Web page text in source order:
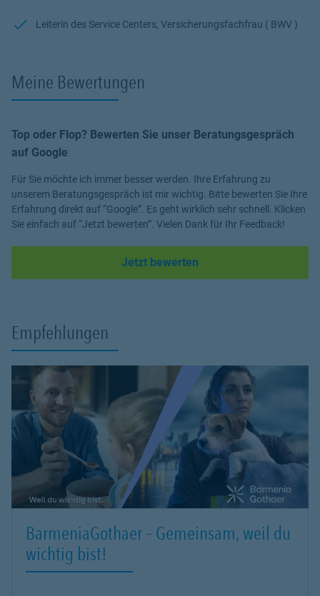
Leiterin des Service Centers, Versicherungsfachfrau ( BWV )
Meine Bewertungen
Top oder Flop? Bewerten Sie unser Beratungsgespräch
auf Google
Für Sie möchte ich immer besser werden. Ihre Erfahrung zu
unserem Beratungsgespräch ist mir wichtig. Bitte bewerten Sie Ihre
Erfahrung direkt auf “Google”. Es geht wirklich sehr schnell. Klicken
Sie einfach auf “Jetzt bewerten”. Vielen Dank für Ihr Feedback!
Jetzt bewerten
Empfehlungen
BarmeniaGothaer – Gemeinsam, weil du
wichtig bist!